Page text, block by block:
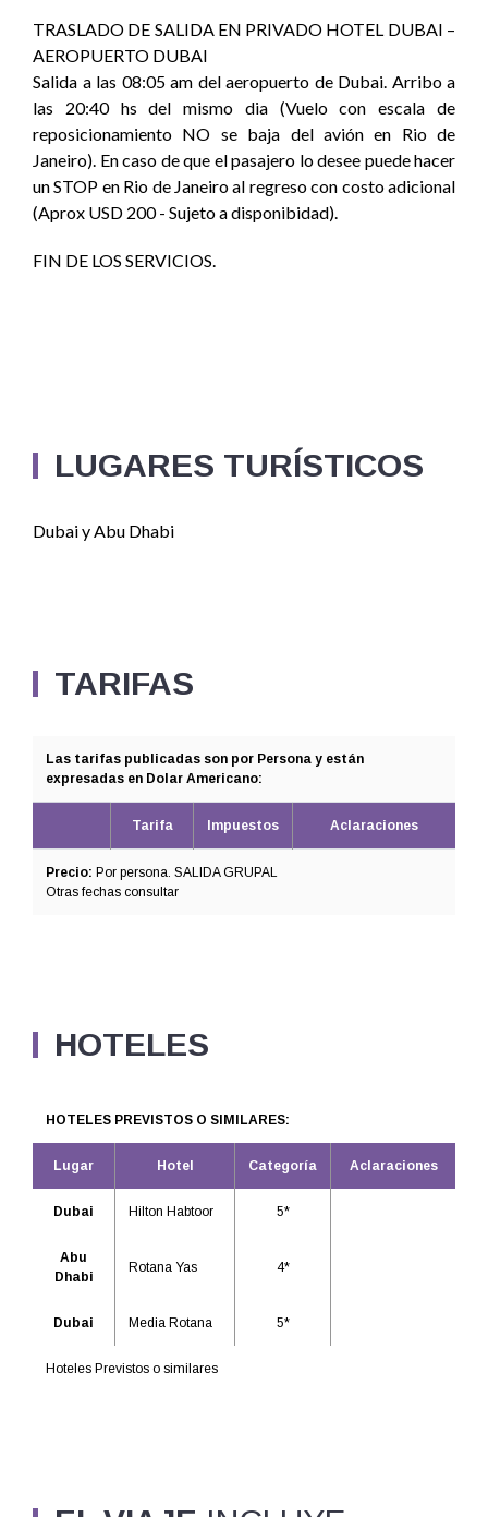
TRASLADO DE SALIDA EN PRIVADO HOTEL DUBAI –
AEROPUERTO DUBAI
Salida a las 08:05 am del aeropuerto de Dubai. Arribo a
las 20:40 hs del mismo dia (Vuelo con escala de
reposicionamiento NO se baja del avión en Rio de
Janeiro). En caso de que el pasajero lo desee puede hacer
un STOP en Rio de Janeiro al regreso con costo adicional
(Aprox USD 200 - Sujeto a disponibidad).
FIN DE LOS SERVICIOS.
LUGARES TURÍSTICOS
Dubai y Abu Dhabi
TARIFAS
Las tarifas publicadas son por Persona y están
expresadas en Dolar Americano:
Tarifa Impuestos Aclaraciones
Precio: Por persona. SALIDA GRUPAL
Otras fechas consultar
HOTELES
HOTELES PREVISTOS O SIMILARES:
Lugar Hotel Categoría Aclaraciones
Dubai Hilton Habtoor 5*
Abu
Dhabi
Rotana Yas 4*
Dubai Media Rotana 5*
Hoteles Previstos o similares